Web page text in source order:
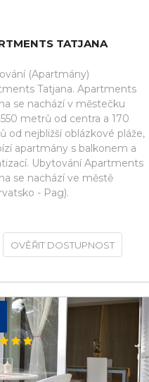
TATJANA
(Apartmány)
Tatjana. Apartments
se nachází v městečku
metrů od centra a 170
od nejbližší oblázkové pláže,
apartmány s balkonem a
Ubytování Apartments
se nachází ve městě
- Pag).
OVĚŘIT DOSTUPNOST